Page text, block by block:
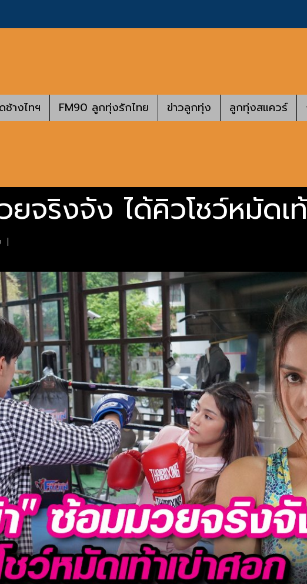
ช้างไทฯ FM90 ลูกทุ่งรักไทย ข่าวลูกทุ่ง ลูกทุ่งสแควร์
ริงจัง ได้คิวโชว์หมัดเท้
|